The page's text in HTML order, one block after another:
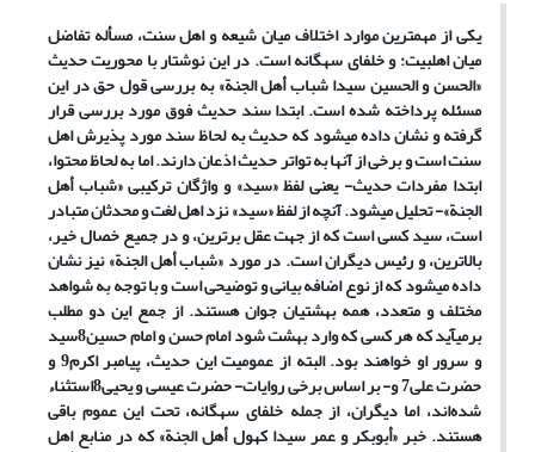
یکی از مهم‏ترین موارد اختلاف میان شیعه و اهل سنت، مسأله تفاضل
میان اهل‏بیت:و خلفای سه‏گانه است. در این نوشتار با محوریت حدیث
«الحسن و الحسین سیدا شباب أهل الجنة»به بررسی قول حق در این
مسئله پرداخته شده است. ابتدا سند حدیث فوق مورد بررسی قرار
گرفته و نشان داده می‏شود که حدیث به لحاظ سند مورد پذیرش اهل
سنت است و برخی از آنها به تواتر حدیث اذعان دارند. اما به لحاظ محتوا،
ابتدا مفردات حدیث- یعنی لفظ «سید» و واژگان ترکیبی«شباب أهل
الجنة»-تحلیل می‏شود. آنچه از لفظ «سید» نزد اهل لغت و محدثان متبادر
است، سید کسی است که از جهت عقل برترین، و در جمیع خصال خیر،
بالاترین، و رئیس دیگران است. در مورد«شباب أهل الجنة»نیز نشان
داده می‏شود که از نوع اضافه بیانی و توضیحی است و با توجه به شواهد
مختلف و متعدد، همه بهشتیان جوان هستند. از جمع این دو مطلب
برمی‏آید که هر کسی که وارد بهشت شود امام حسن و امام حسین8سید
و سرور او خواهند بود. البته از عمومیت این حدیث، پیامبر اکرم9و
حضرت علی7و- بر اساس برخی روایات- حضرت عیسی و یحیی8استثناء
شده‌اند، اما دیگران، از جمله خلفای سه‏گانه، تحت این عموم باقی
هستند. خبر«أبوبکر و عمر سیدا کهول أهل الجنة»که در منابع اهل